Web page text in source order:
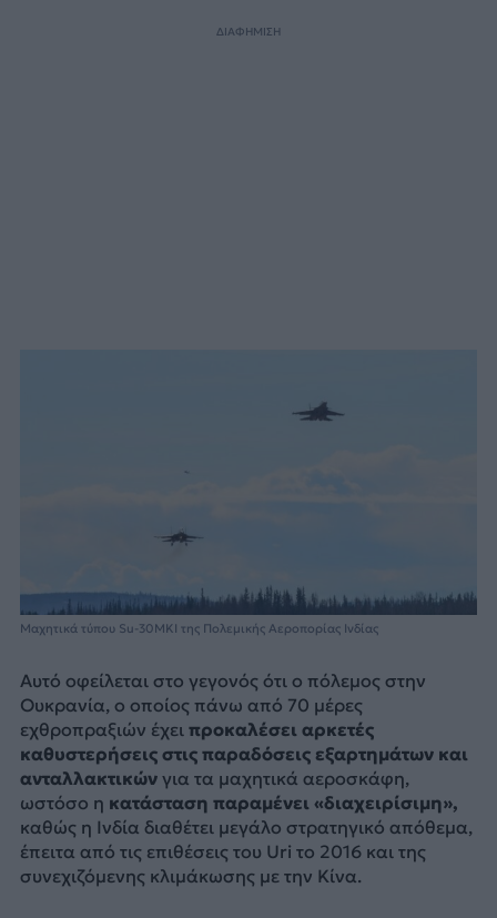
ΔΙΑΦΗΜΙΣΗ
Μαχητικά τύπου Su-30MKI της Πολεμικής Αεροπορίας Ινδίας
Αυτό οφείλεται στο γεγονός ότι ο πόλεμος στην
Ουκρανία, ο οποίος πάνω από 70 μέρες
εχθροπραξιών έχει προκαλέσει αρκετές
καθυστερήσεις στις παραδόσεις εξαρτημάτων και
ανταλλακτικώνγια τα μαχητικά αεροσκάφη,
ωστόσο η κατάσταση παραμένει «διαχειρίσιμη»,
καθώς η Ινδία διαθέτει μεγάλο στρατηγικό απόθεμα,
έπειτα από τις επιθέσεις του Uri το 2016 και της
συνεχιζόμενης κλιμάκωσης με την Κίνα.